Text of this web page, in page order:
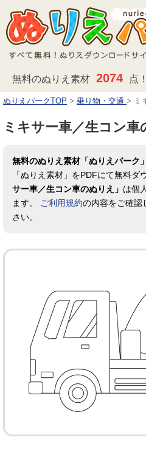
無料のぬりえ素材 2074 点！
ぬりえパークTOP > 乗り物・交通 > ミ
ミキサー車／生コン車
無料のぬりえ素材「ぬりえパーク」
「ぬりえ素材」をPDFにて無料ダ
サー車／生コン車のぬりえ」 は個
ます。
ご利用規約の内容をご確認
さい。